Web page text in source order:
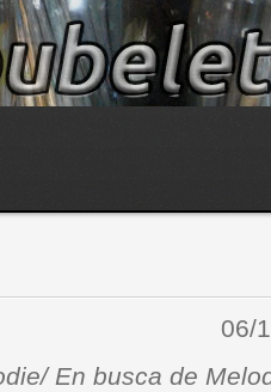
06/
En busca de